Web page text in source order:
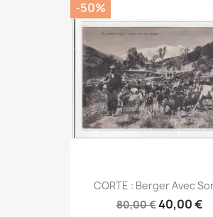
CORTE : Berger Avec
80,00 €40,00 €
-50%